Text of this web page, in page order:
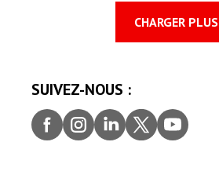
CHARGER PLUS
SUIVEZ-NOUS :
Faceb
ook
Insta
gram
Linke
dIn
Twitt
er
youtu
be